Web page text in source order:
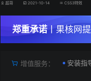
超哥 2021-10-14 CSS3特效
郑重承诺丨果核网
增值服务： 安装指